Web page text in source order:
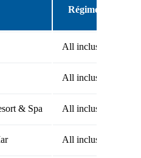
Régimen
All inclusive
All inclusive
& Spa All inclusive
All inclusive